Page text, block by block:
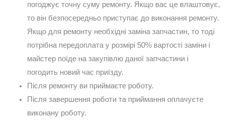
погоджує точну суму ремонту. Якщо вас це влаштовує,
то він безпосередньо приступає до виконання ремонту.
Якщо для ремонту необхідні заміна запчастин, то тоді
потрібна передоплата у розмірі 50% вартості заміни і
майстер поїде на закупівлю даної запчастини і
погодить новий час приїзду.
Після ремонту ви приймаєте роботу.
Після завершення роботи та приймання оплачуєте
виконану роботу.